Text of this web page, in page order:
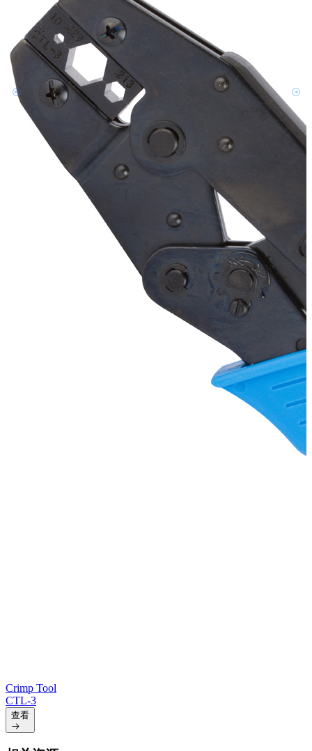
Crimp Tool
CTL-3
查看